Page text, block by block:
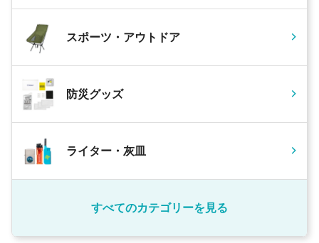
スポーツ・アウトドア
防災グッズ
ライター・灰皿
すべてのカテゴリーを見る